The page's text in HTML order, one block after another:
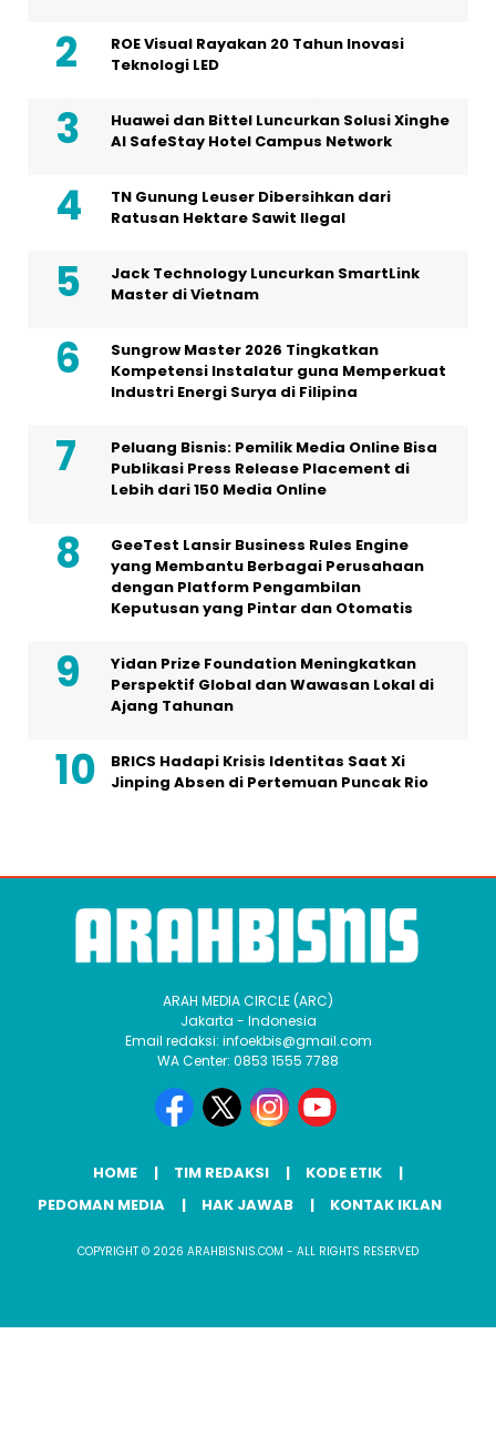
ROE Visual Rayakan 20 Tahun Inovasi
Teknologi LED
Huawei dan Bittel Luncurkan Solusi Xinghe
Al SafeStay Hotel Campus Network
TN Gunung Leuser Dibersihkan dari
Ratusan Hektare Sawit Ilegal
Jack Technology Luncurkan SmartLink
Master di Vietnam
Sungrow Master 2026 Tingkatkan
Kompetensi Instalatur guna Memperkuat
Industri Energi Surya di Filipina
Peluang Bisnis: Pemilik Media Online Bisa
Publikasi Press Release Placement di
Lebih dari 150 Media Online
GeeTest Lansir Business Rules Engine
yang Membantu Berbagai Perusahaan
dengan Platform Pengambilan
Keputusan yang Pintar dan Otomatis
Yidan Prize Foundation Meningkatkan
Perspektif Global dan Wawasan Lokal di
Ajang Tahunan
BRICS Hadapi Krisis Identitas Saat Xi
Jinping Absen di Pertemuan Puncak Rio
ARAH MEDIA CIRCLE (ARC)
Jakarta - Indonesia
Email redaksi: infoekbis@gmail.com
WA Center: 0853 1555 7788
HOME TIM REDAKSI
KODE ETIK
PEDOMAN MEDIA
HAK JAWAB KONTAK IKLAN
COPYRIGHT © 2026 ARAHBISNIS.COM - ALL RIGHTS RESERVED